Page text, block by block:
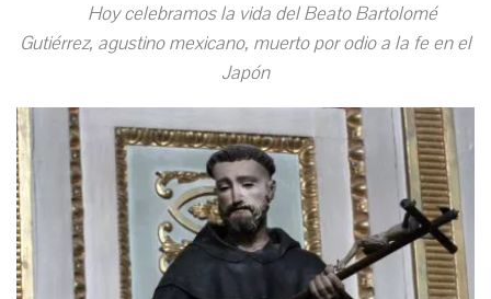
Hoy celebramos la vida del Beato Bartolomé
Gutiérrez, agustino mexicano, muerto por odio a la fe en el
Japón